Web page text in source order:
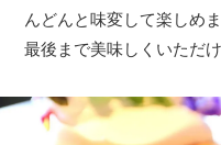
んどんと味変して楽しめ
最後まで美味しくいただけ